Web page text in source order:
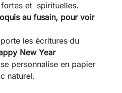
et spirituelles.
au fusain, pour voir
les écritures du
New Year
se personnalise en papier
naturel.